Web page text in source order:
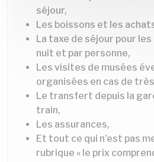
séjour,
Les boissons et les
La taxe de séjour pour
nuit et par personne,
Les visites de musées
organisées en cas de
Le transfert depuis la
train,
Les assurances,
Et tout ce qui n'est pas
rubrique « le prix